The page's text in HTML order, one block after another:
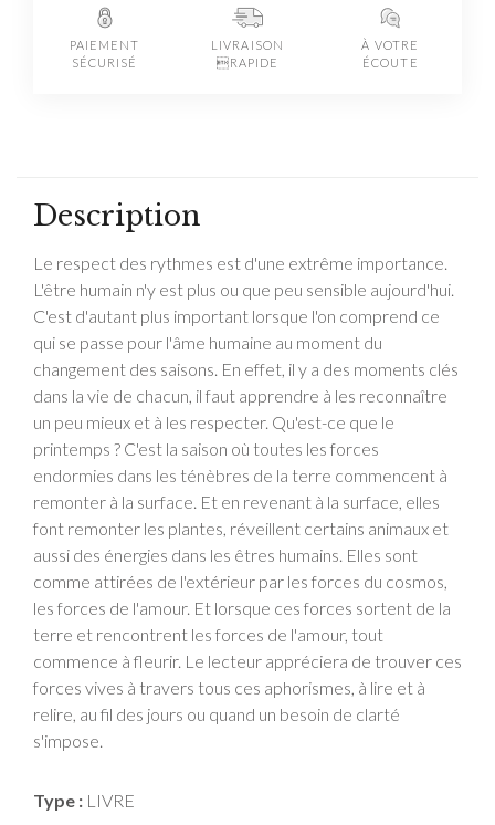
PAIEMENT
SÉCURISÉ
LIVRAISON
RAPIDE
À VOTRE
ÉCOUTE
Description
Le respect des rythmes est d'une extrême importance.
L'être humain n'y est plus ou que peu sensible aujourd'hui.
C'est d'autant plus important lorsque l'on comprend ce
qui se passe pour l'âme humaine au moment du
changement des saisons. En effet, il y a des moments clés
dans la vie de chacun, il faut apprendre à les reconnaître
un peu mieux et à les respecter. Qu'est-ce que le
printemps ? C'est la saison où toutes les forces
endormies dans les ténèbres de la terre commencent à
remonter à la surface. Et en revenant à la surface, elles
font remonter les plantes, réveillent certains animaux et
aussi des énergies dans les êtres humains. Elles sont
comme attirées de l'extérieur par les forces du cosmos,
les forces de l'amour. Et lorsque ces forces sortent de la
terre et rencontrent les forces de l'amour, tout
commence à fleurir. Le lecteur appréciera de trouver ces
forces vives à travers tous ces aphorismes, à lire et à
relire, au fil des jours ou quand un besoin de clarté
s'impose.
Type : LIVRE